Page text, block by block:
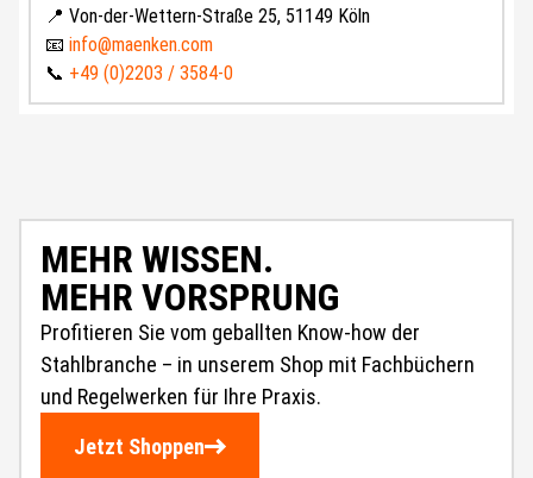
📍 Von-der-Wettern-Straße 25, 51149 Köln
📧 info@maenken.com
📞 +49 (0)2203 / 3584-0
MEHR WISSEN.
MEHR VORSPRUNG
Profitieren Sie vom geballten Know-how der
Stahlbranche – in unserem Shop mit Fachbüchern
und Regelwerken für Ihre Praxis.
Jetzt Shoppen